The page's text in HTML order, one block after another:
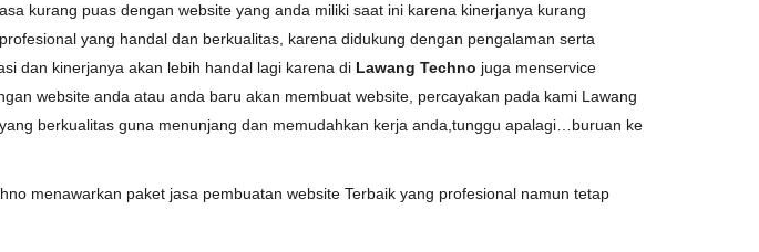
kurang puas dengan website yang anda miliki saat ini karena kinerjanya kurang
yang handal dan berkualitas, karena didukung dengan pengalaman serta
dan kinerjanya akan lebih handal lagi karena di Lawang Techno juga menservice
website anda atau anda baru akan membuat website, percayakan pada kami Lawang
berkualitas guna menunjang dan memudahkan kerja anda,tunggu apalagi…buruan ke
menawarkan paket jasa pembuatan website Terbaik yang profesional namun tetap